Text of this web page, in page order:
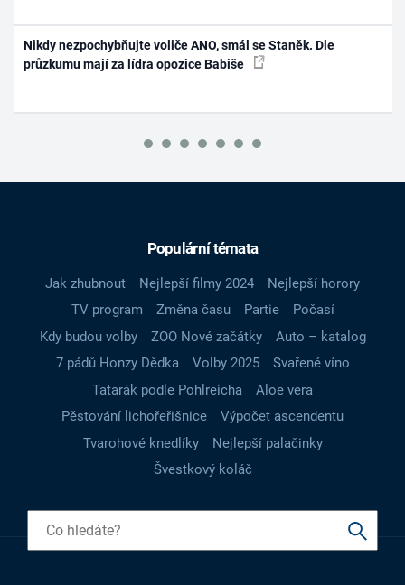
Nikdy nezpochybňujte voliče ANO, smál se Staněk. Dle
průzkumu mají za lídra opozice Babiše
Populární témata
Jak zhubnout Nejlepší filmy 2024
Nejlepší horory
TV program
Změna času Partie
Počasí
Kdy budou volby
ZOO Nové začátky
Auto – katalog
7 pádů Honzy Dědka
Volby 2025
Svařené víno
Tatarák podle Pohlreicha
Aloe vera
Pěstování lichořeřišnice
Výpočet ascendentu
Tvarohové knedlíky
Nejlepší palačinky
Švestkový koláč